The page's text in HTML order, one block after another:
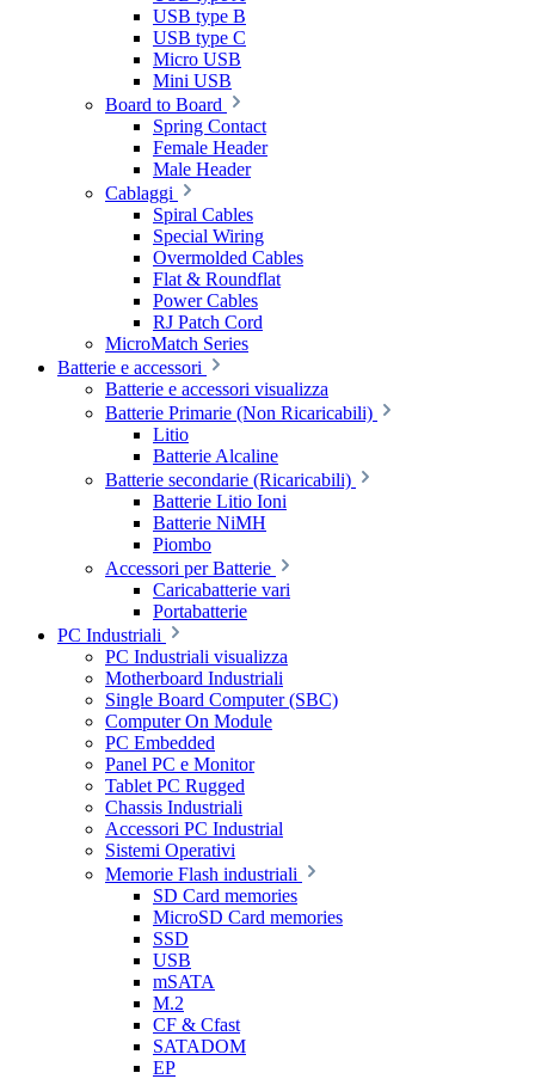
USB type B
USB type C
Micro USB
Mini USB
Board to Board
Spring Contact
Female Header
Male Header
Cablaggi
Spiral Cables
Special Wiring
Overmolded Cables
Flat & Roundflat
Power Cables
RJ Patch Cord
MicroMatch Series
Batterie e accessori
Batterie e accessori visualizza
Batterie Primarie (Non Ricaricabili)
Litio
Batterie Alcaline
Batterie secondarie (Ricaricabili)
Batterie Litio Ioni
Batterie NiMH
Piombo
Accessori per Batterie
Caricabatterie vari
Portabatterie
PC Industriali
PC Industriali visualizza
Motherboard Industriali
Single Board Computer (SBC)
Computer On Module
PC Embedded
Panel PC e Monitor
Tablet PC Rugged
Chassis Industriali
Accessori PC Industrial
Sistemi Operativi
Memorie Flash industriali
SD Card memories
MicroSD Card memories
SSD
USB
mSATA
M.2
CF & Cfast
SATADOM
EP